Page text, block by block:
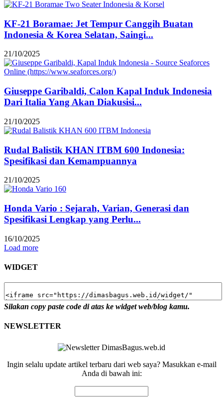
KF-21 Boramae: Jet Tempur Canggih Buatan
Indonesia & Korea Selatan, Saingi...
21/10/2025
Giuseppe Garibaldi, Calon Kapal Induk Indonesia
Dari Italia Yang Akan Diakusisi...
21/10/2025
Rudal Balistik KHAN ITBM 600 Indonesia:
Spesifikasi dan Kemampuannya
21/10/2025
Honda Vario : Sejarah, Varian, Generasi dan
Spesifikasi Lengkap yang Perlu...
16/10/2025
Load more
WIDGET
Silakan copy paste code di atas ke widget web/blog kamu.
NEWSLETTER
Ingin selalu update artikel terbaru dari web saya? Masukkan e-mail
Anda di bawah ini: